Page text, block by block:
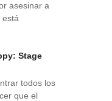
asesinar a
está
Stage
todos los
que el